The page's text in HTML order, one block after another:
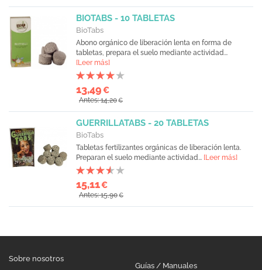
BIOTABS - 10 TABLETAS
BioTabs
Abono orgánico de liberación lenta en forma de
tabletas, prepara el suelo mediante actividad...
[Leer más]
13,49€
Antes: 14,20€
GUERRILLATABS - 20 TABLETAS
BioTabs
Tabletas fertilizantes orgánicas de liberación lenta.
Preparan el suelo mediante actividad... [Leer más]
15,11€
Antes: 15,90€
Sobre nosotros
Guías / Manuales